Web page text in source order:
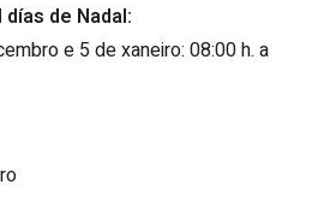
de Nadal:
e 5 de xaneiro: 08:00 h. a